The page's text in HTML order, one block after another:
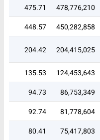
478,776,210
475.71
450,282,858
448.57
204,415,025
204.42
124,453,643
135.53
86,753,349
94.73
81,778,604
92.74
75,417,803
80.41